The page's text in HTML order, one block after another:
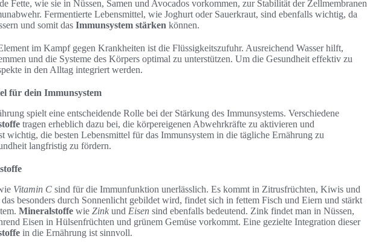
Fette, wie sie in Nüssen, Samen und Avocados vorkommen, zur Stabilität der Zellmembranen
Fermentierte Lebensmittel, wie Joghurt oder Sauerkraut, sind ebenfalls wichtig, da
und somit das Immunsystem stärken können.
im Kampf gegen Krankheiten ist die Flüssigkeitszufuhr. Ausreichend Wasser hilft,
und die Systeme des Körpers optimal zu unterstützen. Um die Gesundheit effektiv zu
in den Alltag integriert werden.
für dein Immunsystem
spielt eine entscheidende Rolle bei der Stärkung des Immunsystems. Verschiedene
tragen erheblich dazu bei, die körpereigenen Abwehrkräfte zu aktivieren und
wichtig, die besten Lebensmittel für das Immunsystem in die tägliche Ernährung zu
langfristig zu fördern.
Vitamin C sind für die Immunfunktion unerlässlich. Es kommt in Zitrusfrüchten, Kiwis und
das besonders durch Sonnenlicht gebildet wird, findet sich in fettem Fisch und Eiern und stärkt
Mineralstoffe wie Zink und Eisen sind ebenfalls bedeutend. Zink findet man in Nüssen,
Eisen in Hülsenfrüchten und grünem Gemüse vorkommt. Eine gezielte Integration dieser
in die Ernährung ist sinnvoll.